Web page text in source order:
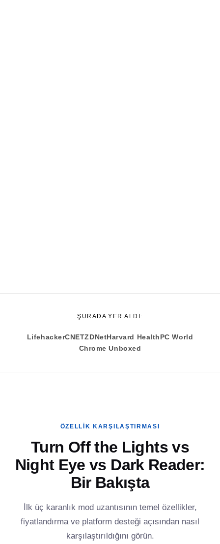
ŞURADA YER ALDI:
LifehackerCNETZDNet Harvard Health PC World
Chrome Unboxed
ÖZELLIK KARŞILAŞTIRMASI
Turn Off the Lights vs
Night Eye vs Dark Reader:
Bir Bakışta
İlk üç karanlık mod uzantısının temel özellikler,
fiyatlandırma ve platform desteği açısından nasıl
karşılaştırıldığını görün.